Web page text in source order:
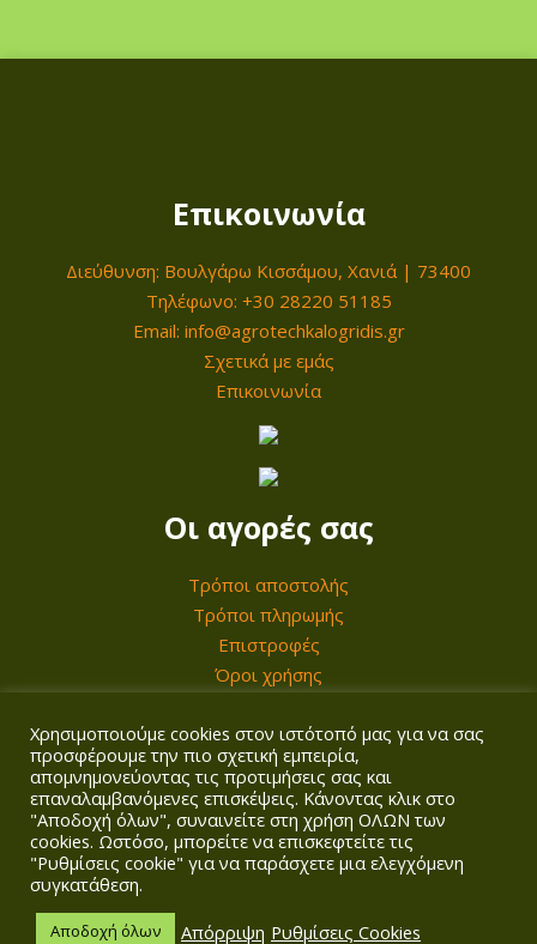
Επικοινωνία
Διεύθυνση: Βουλγάρω Κισσάμου, Χανιά | 73400
Τηλέφωνο: +30 28220 51185
Email: info@agrotechkalogridis.gr
Σχετικά με εμάς
Επικοινωνία
Οι αγορές σας
Τρόποι αποστολής
Τρόποι πληρωμής
Επιστροφές
Όροι χρήσης
Ο λογαριασμός σας
Σύνδεση/Εγγραφή
Καλάθι
Ταμείο
Χρησιμοποιούμε cookies στον ιστότοπό μας για να σας
προσφέρουμε την πιο σχετική εμπειρία,
απομνημονεύοντας τις προτιμήσεις σας και
επαναλαμβανόμενες επισκέψεις. Κάνοντας κλικ στο
"Αποδοχή όλων", συναινείτε στη χρήση ΟΛΩΝ των
cookies. Ωστόσο, μπορείτε να επισκεφτείτε τις
"Ρυθμίσεις cookie" για να παράσχετε μια ελεγχόμενη
συγκατάθεση.
Αποδοχή όλων Απόρριψη Ρυθμίσεις Cookies